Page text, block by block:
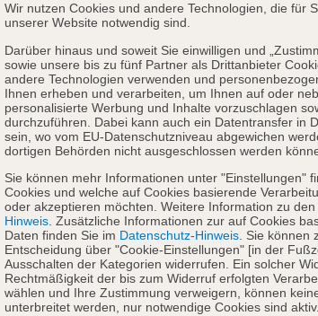
Wir nutzen Cookies und andere Technologien, die für
unserer Website notwendig sind.
Darüber hinaus und soweit Sie einwilligen und
sowie unsere bis zu fünf Partner als Drittanbieter
andere Technologien verwenden und
Ihnen erheben und verarbeiten, um Ihnen auf oder
personalisierte Werbung und Inhalte vorzuschlagen
durchzuführen. Dabei kann auch ein Datentransfer in
sein, wo vom EU-Datenschutzniveau abgewichen
dortigen Behörden nicht ausgeschlossen werden
Sie können mehr Informationen unter "Einstellungen"
Cookies und welche auf Cookies basierende
oder akzeptieren möchten. Weitere Information zu
Hinweis . Zusätzliche Informationen zur auf Cookies
Daten finden Sie im Datenschutz-Hinweis . Sie
Entscheidung über "Cookie-Einstellungen" [in der
Ausschalten der Kategorien widerrufen. Ein solcher
Rechtmäßigkeit der bis zum Widerruf erfolgten
wählen und Ihre Zustimmung verweigern, können
unterbreitet werden, nur notwendige Cookies sind aktiv.